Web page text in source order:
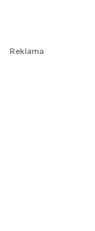
Reklama